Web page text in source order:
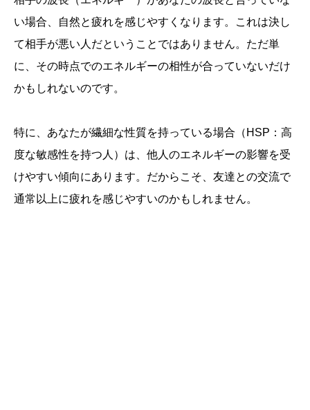
い場合、自然と疲れを感じやすくなります。これは決し
て相手が悪い人だということではありません。ただ単
に、その時点でのエネルギーの相性が合っていないだけ
かもしれないのです。
特に、あなたが繊細な性質を持っている場合（HSP：高
度な敏感性を持つ人）は、他人のエネルギーの影響を受
けやすい傾向にあります。だからこそ、友達との交流で
通常以上に疲れを感じやすいのかもしれません。